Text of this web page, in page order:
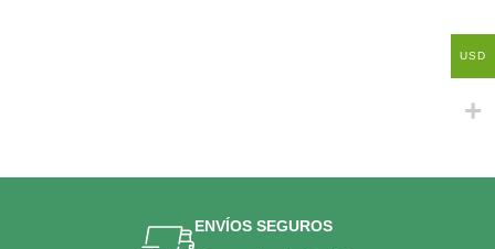
ENVÍOS SEGUROS
USD